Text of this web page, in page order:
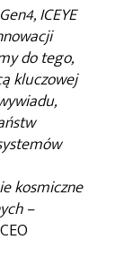
ICEYE
do tego,
kluczowej
kosmiczne
–